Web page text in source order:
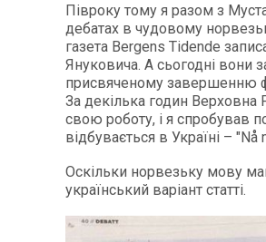
Півроку тому я разом з
дебатах в чудовому
газета Bergens Tidende
Януковича. А сьогодні вони
присвяченому завершенню
За декілька годин
свою роботу, і я спробував
відбувається в Україні –
Оскільки норвезьку мову
український варіант статті.